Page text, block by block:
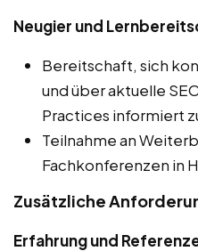
Neugier und
Bereitschaft, sich
und über aktuelle
Practices informiert
Teilnahme an
Fachkonferenzen in
Zusätzliche
Erfahrung und